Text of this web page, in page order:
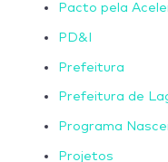
Pacto pela
PD&I
Prefeitura
Prefeitura de
Programa
Projetos